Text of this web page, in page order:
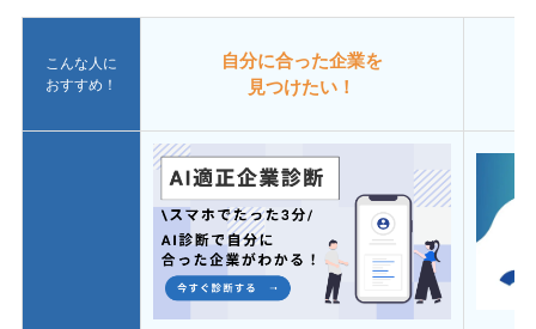
こんな人に
おすすめ！
自分に合った企業を
見つけたい！